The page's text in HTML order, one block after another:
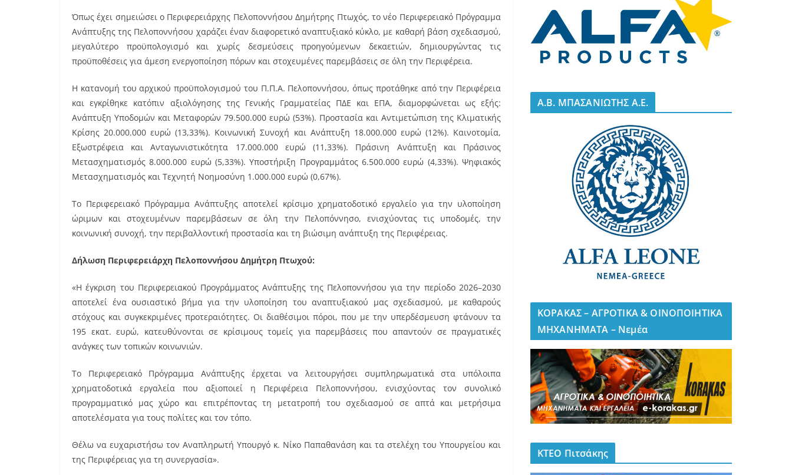
Όπως έχει σημειώσει ο Περιφερειάρχης Πελοποννήσου Δημήτρης Πτωχός, το νέο Περιφερειακό Πρόγραμμα
Ανάπτυξης της Πελοποννήσου χαράζει έναν διαφορετικό αναπτυξιακό κύκλο, με καθαρή βάση σχεδιασμού,
μεγαλύτερο προϋπολογισμό και χωρίς δεσμεύσεις προηγούμενων δεκαετιών, δημιουργώντας τις
προϋποθέσεις για άμεση ενεργοποίηση πόρων και στοχευμένες παρεμβάσεις σε όλη την Περιφέρεια.
Η κατανομή του αρχικού προϋπολογισμού του Π.Π.Α. Πελοποννήσου, όπως προτάθηκε από την Περιφέρεια
και εγκρίθηκε κατόπιν αξιολόγησης της Γενικής Γραμματείας ΠΔΕ και ΕΠΑ, διαμορφώνεται ως εξής:
Ανάπτυξη Υποδομών και Μεταφορών 79.500.000 ευρώ (53%). Προστασία και Αντιμετώπιση της Κλιματικής
Κρίσης 20.000.000 ευρώ (13,33%). Κοινωνική Συνοχή και Ανάπτυξη 18.000.000 ευρώ (12%). Καινοτομία,
Εξωστρέφεια και Ανταγωνιστικότητα 17.000.000 ευρώ (11,33%). Πράσινη Ανάπτυξη και Πράσινος
Μετασχηματισμός 8.000.000 ευρώ (5,33%). Υποστήριξη Προγραμμάτος 6.500.000 ευρώ (4,33%). Ψηφιακός
Μετασχηματισμός και Τεχνητή Νοημοσύνη 1.000.000 ευρώ (0,67%).
Το Περιφερειακό Πρόγραμμα Ανάπτυξης αποτελεί κρίσιμο χρηματοδοτικό εργαλείο για την υλοποίηση
ώριμων και στοχευμένων παρεμβάσεων σε όλη την Πελοπόννησο, ενισχύοντας τις υποδομές, την
κοινωνική συνοχή, την περιβαλλοντική προστασία και τη βιώσιμη ανάπτυξη της Περιφέρειας.
Δήλωση Περιφερειάρχη Πελοποννήσου Δημήτρη Πτωχού:
«Η έγκριση του Περιφερειακού Προγράμματος Ανάπτυξης της Πελοποννήσου για την περίοδο 2026–2030
αποτελεί ένα ουσιαστικό βήμα για την υλοποίηση του αναπτυξιακού μας σχεδιασμού, με καθαρούς
στόχους και συγκεκριμένες προτεραιότητες. Οι διαθέσιμοι πόροι, που με την υπερδέσμευση φτάνουν τα
195 εκατ. ευρώ, κατευθύνονται σε κρίσιμους τομείς για παρεμβάσεις που απαντούν σε πραγματικές
ανάγκες των τοπικών κοινωνιών.
Το Περιφερειακό Πρόγραμμα Ανάπτυξης έρχεται να λειτουργήσει συμπληρωματικά στα υπόλοιπα
χρηματοδοτικά εργαλεία που αξιοποιεί η Περιφέρεια Πελοποννήσου, ενισχύοντας τον συνολικό
προγραμματικό μας χώρο και επιτρέποντας τη μετατροπή του σχεδιασμού σε απτά και μετρήσιμα
αποτελέσματα για τους πολίτες και τον τόπο.
Θέλω να ευχαριστήσω τον Αναπληρωτή Υπουργό κ. Νίκο Παπαθανάση και τα στελέχη του Υπουργείου και
της Περιφέρειας για τη συνεργασία».
A.B. ΜΠΑΣΑΝΙΩΤΗΣ Α.Ε.
ΚΟΡΑΚΑΣ – ΑΓΡΟΤΙΚΑ & ΟΙΝΟΠΟΙΗΤΙΚΑ
ΜΗΧΑΝΗΜΑΤΑ – Νεμέα
ΚΤΕΟ Πιτσάκης